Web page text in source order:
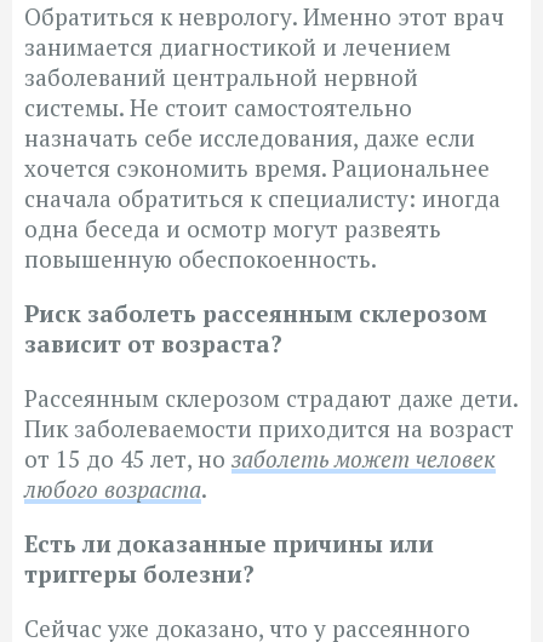
Обратиться к неврологу. Именно этот врач
занимается диагностикой и лечением
заболеваний центральной нервной
системы. Не стоит самостоятельно
назначать себе исследования, даже если
хочется сэкономить время. Рациональнее
сначала обратиться к специалисту: иногда
одна беседа и осмотр могут развеять
повышенную обеспокоенность.
Риск заболеть рассеянным склерозом
зависит от возраста?
Рассеянным склерозом страдают даже дети.
Пик заболеваемости приходится на возраст
от 15 до 45 лет, но заболеть может человек
любого возраста.
Есть ли доказанные причины или
триггеры болезни?
Сейчас уже доказано, что у рассеянного